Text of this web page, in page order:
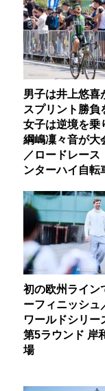
男子は井上悠喜
スプリント勝負
女子は逆境を乗
綱嶋凜々音が大
／ロードレース
ンターハイ自転
初の欧州ライン
ーフィニッシュ
ワールドシリー
第5ラウンド 岸
場